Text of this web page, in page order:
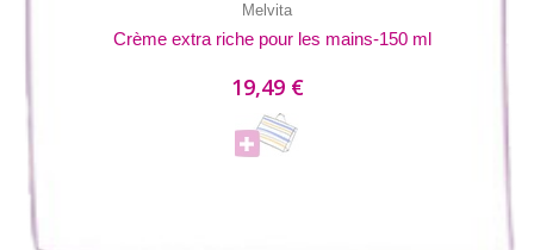
Melvita
Crème extra riche pour les mains-150 ml
19,49 €